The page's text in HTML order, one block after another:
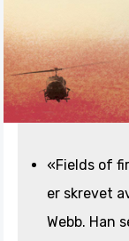
«Fields of
er skrevet
Webb. Han